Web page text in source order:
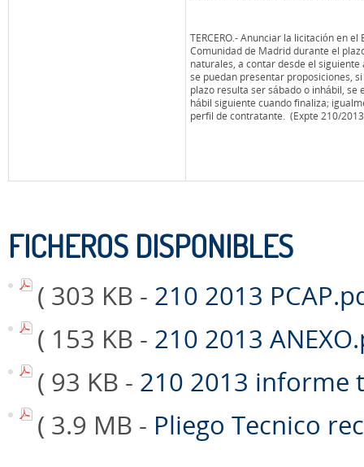
TERCERO.- Anunciar la licitación en
Comunidad de Madrid durante el
naturales, a contar desde el
se puedan presentar proposiciones,
plazo resulta ser sábado o inhábil, se
hábil siguiente cuando finaliza;
perfil de contratante. (Expte 210/
FICHEROS DISPONIBLES
( 303 KB - 210 2013
( 153 KB - 210 2013
( 93 KB - 210 2013 informe
( 3.9 MB - Pliego Tecnico